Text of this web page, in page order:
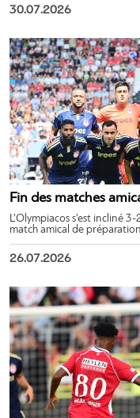
30.07.2026
Fin des matches
L’Olympiacos s’est incliné
match amical de
26.07.2026